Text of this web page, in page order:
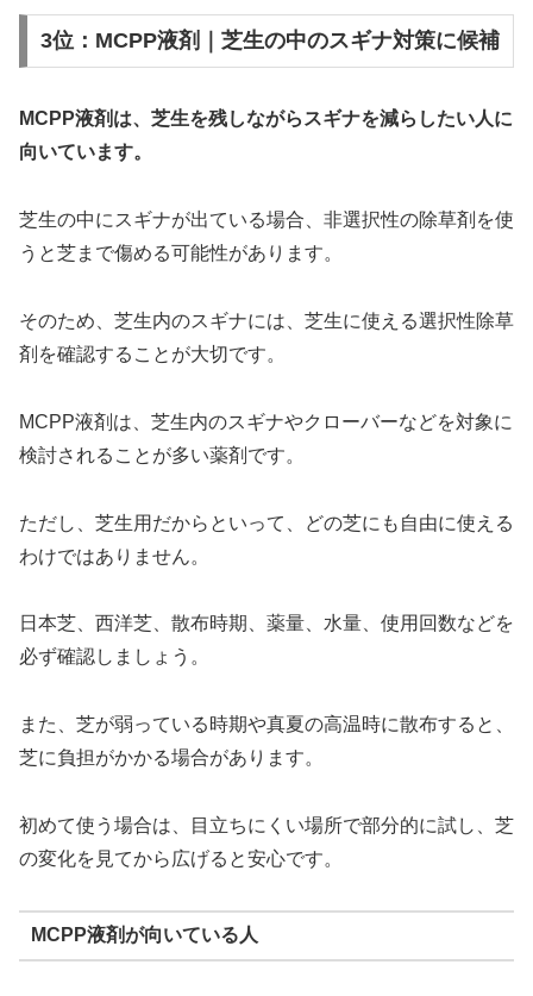
3位：MCPP液剤｜芝生の中のスギナ対策に候補
MCPP液剤は、芝生を残しながらスギナを減らしたい人に
向いています。
芝生の中にスギナが出ている場合、非選択性の除草剤を使
うと芝まで傷める可能性があります。
そのため、芝生内のスギナには、芝生に使える選択性除草
剤を確認することが大切です。
MCPP液剤は、芝生内のスギナやクローバーなどを対象に
検討されることが多い薬剤です。
ただし、芝生用だからといって、どの芝にも自由に使える
わけではありません。
日本芝、西洋芝、散布時期、薬量、水量、使用回数などを
必ず確認しましょう。
また、芝が弱っている時期や真夏の高温時に散布すると、
芝に負担がかかる場合があります。
初めて使う場合は、目立ちにくい場所で部分的に試し、芝
の変化を見てから広げると安心です。
MCPP液剤が向いている人